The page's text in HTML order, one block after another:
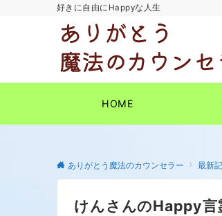
好きに自由にHappyな人生
HOME
ありがとう魔法のカウンセラー 最新
けんさんのHappy言